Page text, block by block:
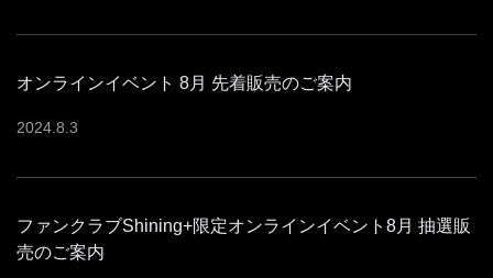
オンラインイベント 8月 先着販売のご案内
2024 8 3
ファンクラブShining+限定オンラインイベント8月 抽選販
売のご案内